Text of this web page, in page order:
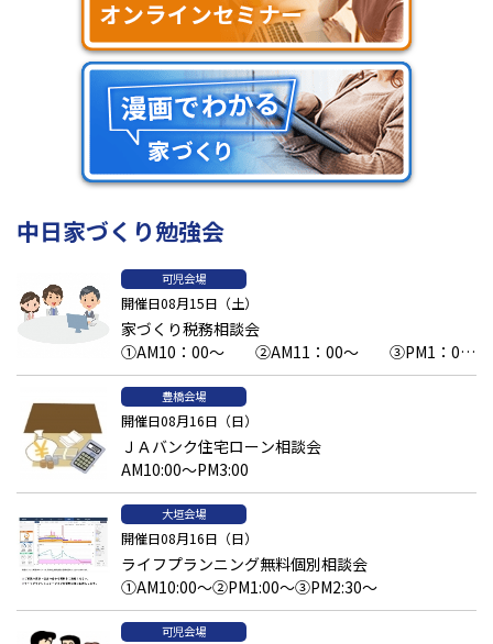
中日家づくり勉強会
可児会場
開催日08月15日（土）
家づくり税務相談会
①AM10：00～ ②AM11：00～ ③PM1：00
～予約済 ④PM2：00～ ⑤PM3：00～
豊橋会場
開催日08月16日（日）
ＪＡバンク住宅ローン相談会
AM10:00～PM3:00
大垣会場
開催日08月16日（日）
ライフプランニング無料個別相談会
①AM10:00～②PM1:00～③PM2:30～
可児会場